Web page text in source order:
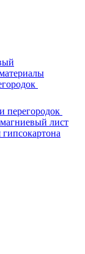
перегородок
лист